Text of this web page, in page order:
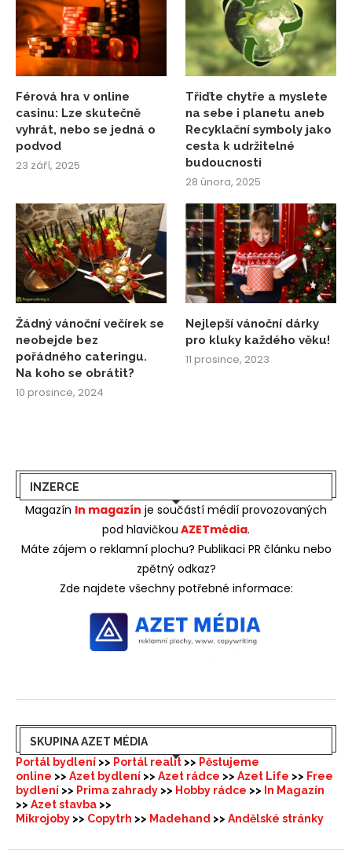
Férová hra v online
casinu: Lze skutečně
vyhrát, nebo se jedná o
podvod
23 září, 2025
Třiďte chytře a myslete
na sebe i planetu aneb
Recyklační symboly jako
cesta k udržitelné
budoucnosti
28 února, 2025
Žádný vánoční večírek se
neobejde bez
pořádného cateringu.
Na koho se obrátit?
10 prosince, 2024
Nejlepší vánoční dárky
pro kluky každého věku!
11 prosince, 2023
SKUPINA AZET MÉDIA
Portál bydlení >> Portál realit >> Pěstujeme
online >> Azet bydlení >> Azet rádce >> Azet Life >> Free
bydlení >> Prima zahrady >> Hobby rádce >> In Magazín
>> Azet stavba >>
Mikrojoby >> Copytrh >> Madehand >> Andělské stránky
INZERCE
Magazín In magazín je součástí médií provozovaných
pod hlavičkou AZETmédia.
Máte zájem o reklamní plochu? Publikaci PR článku nebo
zpětný odkaz?
Zde najdete všechny potřebné informace: